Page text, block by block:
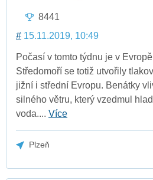
8441
# 15.11.2019, 10:49
Počasí v tomto týdnu je v
Středomoří se totiž utvořily
jižní i střední Evropu. Benátky
silného větru, který vzedmul
voda.... Více
Plzeň